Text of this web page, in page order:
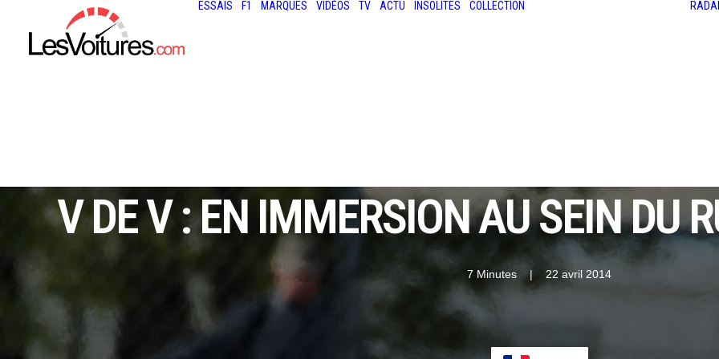
ESSAIS F1 MARQUES VIDÉOS TV ACTU INSOLITES COLLECTION
V DE V : EN IMMERSION AU SEIN DU
7 Minutes | 22 avril 2014